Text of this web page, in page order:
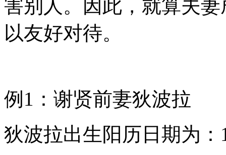
害别人。因此，就算夫
以友好对待。
例1：谢贤前妻狄波拉
狄波拉出生阳历日期为：